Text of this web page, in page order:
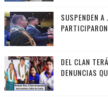
SUSPENDEN A
DEL CLAN
DENUNCIAS